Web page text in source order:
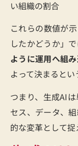
い組織の割合
これらの数値が
したかどうか」で
ように運用へ組
よって決まるとい
つまり、生成AI
セス、データ、
的な変革として捉